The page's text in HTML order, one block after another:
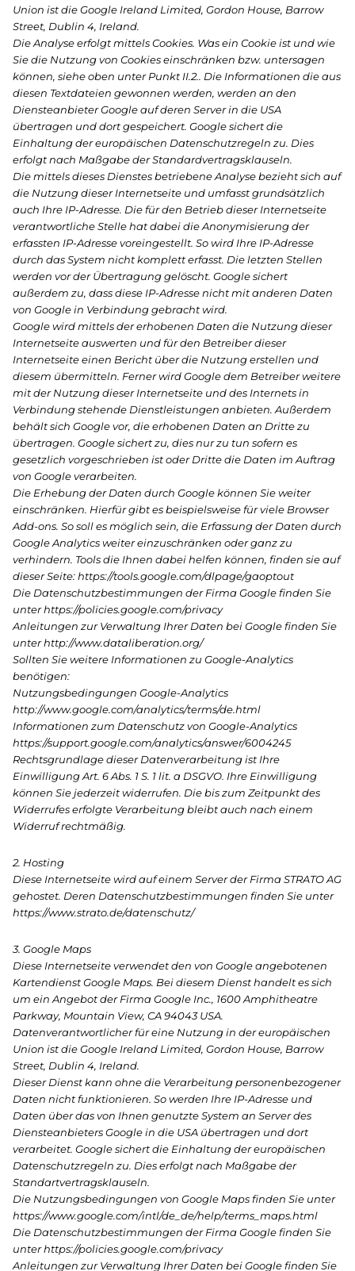
Union ist die Google Ireland Limited, Gordon House, Barrow
Street, Dublin 4, Ireland.
Die Analyse erfolgt mittels Cookies. Was ein Cookie ist und wie
Sie die Nutzung von Cookies einschränken bzw. untersagen
können, siehe oben unter Punkt II.2.. Die Informationen die aus
diesen Textdateien gewonnen werden, werden an den
Diensteanbieter Google auf deren Server in die USA
übertragen und dort gespeichert. Google sichert die
Einhaltung der europäischen Datenschutzregeln zu. Dies
erfolgt nach Maßgabe der Standardvertragsklauseln.
Die mittels dieses Dienstes betriebene Analyse bezieht sich auf
die Nutzung dieser Internetseite und umfasst grundsätzlich
auch Ihre IP-Adresse. Die für den Betrieb dieser Internetseite
verantwortliche Stelle hat dabei die Anonymisierung der
erfassten IP-Adresse voreingestellt. So wird Ihre IP-Adresse
durch das System nicht komplett erfasst. Die letzten Stellen
werden vor der Übertragung gelöscht. Google sichert
außerdem zu, dass diese IP-Adresse nicht mit anderen Daten
von Google in Verbindung gebracht wird.
Google wird mittels der erhobenen Daten die Nutzung dieser
Internetseite auswerten und für den Betreiber dieser
Internetseite einen Bericht über die Nutzung erstellen und
diesem übermitteln. Ferner wird Google dem Betreiber weitere
mit der Nutzung dieser Internetseite und des Internets in
Verbindung stehende Dienstleistungen anbieten. Außerdem
behält sich Google vor, die erhobenen Daten an Dritte zu
übertragen. Google sichert zu, dies nur zu tun sofern es
gesetzlich vorgeschrieben ist oder Dritte die Daten im Auftrag
von Google verarbeiten.
Die Erhebung der Daten durch Google können Sie weiter
einschränken. Hierfür gibt es beispielsweise für viele Browser
Add-ons. So soll es möglich sein, die Erfassung der Daten durch
Google Analytics weiter einzuschränken oder ganz zu
verhindern. Tools die Ihnen dabei helfen können, finden sie auf
dieser Seite: https://tools.google.com/dlpage/gaoptout
Die Datenschutzbestimmungen der Firma Google finden Sie
unter https://policies.google.com/privacy
Anleitungen zur Verwaltung Ihrer Daten bei Google finden Sie
unter http://www.dataliberation.org/
Sollten Sie weitere Informationen zu Google-Analytics
benötigen:
Nutzungsbedingungen Google-Analytics
http://www.google.com/analytics/terms/de.html
Informationen zum Datenschutz von Google-Analytics
https://support.google.com/analytics/answer/6004245
Rechtsgrundlage dieser Datenverarbeitung ist Ihre
Einwilligung Art. 6 Abs. 1 S. 1 lit. a DSGVO. Ihre Einwilligung
können Sie jederzeit widerrufen. Die bis zum Zeitpunkt des
Widerrufes erfolgte Verarbeitung bleibt auch nach einem
Widerruf rechtmäßig.
2. Hosting
Diese Internetseite wird auf einem Server der Firma STRATO AG
gehostet. Deren Datenschutzbestimmungen finden Sie unter
https://www.strato.de/datenschutz/
3. Google Maps
Diese Internetseite verwendet den von Google angebotenen
Kartendienst Google Maps. Bei diesem Dienst handelt es sich
um ein Angebot der Firma Google Inc., 1600 Amphitheatre
Parkway, Mountain View, CA 94043 USA.
Datenverantwortlicher für eine Nutzung in der europäischen
Union ist die Google Ireland Limited, Gordon House, Barrow
Street, Dublin 4, Ireland.
Dieser Dienst kann ohne die Verarbeitung personenbezogener
Daten nicht funktionieren. So werden Ihre IP-Adresse und
Daten über das von Ihnen genutzte System an Server des
Diensteanbieters Google in die USA übertragen und dort
verarbeitet. Google sichert die Einhaltung der europäischen
Datenschutzregeln zu. Dies erfolgt nach Maßgabe der
Standartvertragsklauseln.
Die Nutzungsbedingungen von Google Maps finden Sie unter
https://www.google.com/intl/de_de/help/terms_maps.html
Die Datenschutzbestimmungen der Firma Google finden Sie
unter https://policies.google.com/privacy
Anleitungen zur Verwaltung Ihrer Daten bei Google finden Sie